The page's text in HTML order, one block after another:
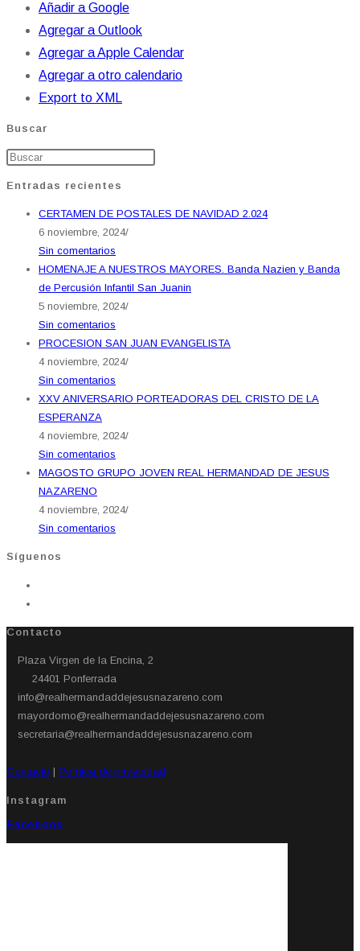
Añadir a Google
Agregar a Outlook
Agregar a Apple Calendar
Agregar a otro calendario
Export to XML
Buscar
Entradas recientes
CERTAMEN DE POSTALES DE NAVIDAD 2.024
6 noviembre, 2024/
Sin comentarios
HOMENAJE A NUESTROS MAYORES. Banda Nazien y Banda
de Percusión Infantil San Juanin
5 noviembre, 2024/
Sin comentarios
PROCESION SAN JUAN EVANGELISTA
4 noviembre, 2024/
Sin comentarios
XXV ANIVERSARIO PORTEADORAS DEL CRISTO DE LA
ESPERANZA
4 noviembre, 2024/
Sin comentarios
MAGOSTO GRUPO JOVEN REAL HERMANDAD DE JESUS
NAZARENO
4 noviembre, 2024/
Sin comentarios
Síguenos
Contacto
Plaza Virgen de la Encina, 2
24401 Ponferrada​
info@realhermandaddejesusnazareno.com
mayordomo@realhermandaddejesusnazareno.com
secretaria@realhermandaddejesusnazareno.com
Contacto | Política de privacidad
Instagram
Facebook